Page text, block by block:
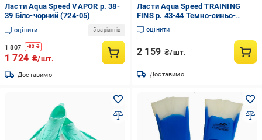
Ласти Aqua Speed VAPOR р. 38-
39 Біло-чорний (724-05)
оцінити 5 варіантів
1 807 -83 ₴
1 724 ₴/шт.
Доставимо
Ласти Aqua Speed TRAINING
FINS р. 43-44 Темно-синьо-
чорний (137-10)
оцінити
2 159 ₴/шт.
Доставимо